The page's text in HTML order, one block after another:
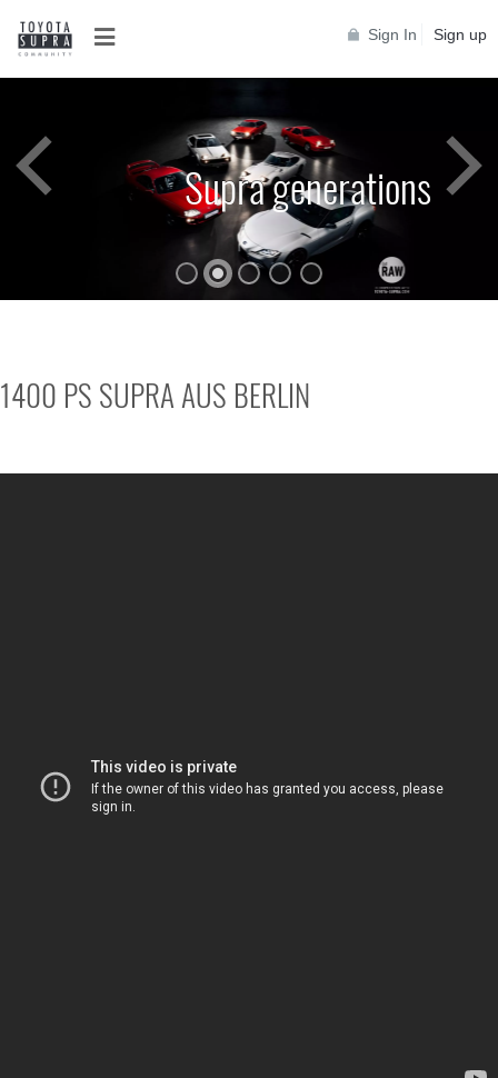
Sign In Sign up
Supra generations
1400 PS SUPRA AUS BERLIN